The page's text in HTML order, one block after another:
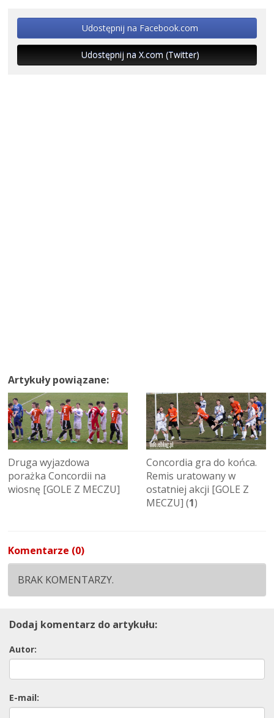
Udostępnij na Facebook.com
Udostępnij na X.com (Twitter)
Artykuły powiązane:
Druga wyjazdowa
porażka Concordii na
wiosnę [GOLE Z MECZU]
Concordia gra do końca.
Remis uratowany w
ostatniej akcji [GOLE Z
MECZU] (1)
Komentarze (0)
BRAK KOMENTARZY.
Dodaj komentarz do artykułu:
Autor:
E-mail: